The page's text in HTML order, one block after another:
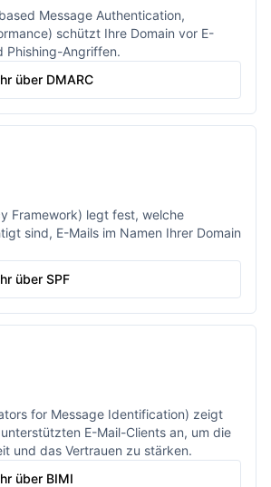
Message Authentication,
schützt Ihre Domain vor E-
Phishing-Angriffen.
über DMARC
Framework) legt fest, welche
sind, E-Mails im Namen Ihrer Domain
über SPF
for Message Identification) zeigt
E-Mail-Clients an, um die
und das Vertrauen zu stärken.
über BIMI